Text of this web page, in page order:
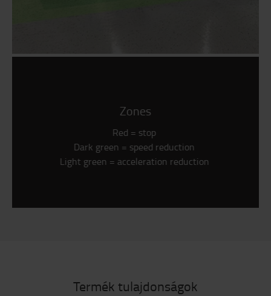
Zones
Red = stop
Dark green = speed reduction
Light green = acceleration reduction
Termék tulajdonságok